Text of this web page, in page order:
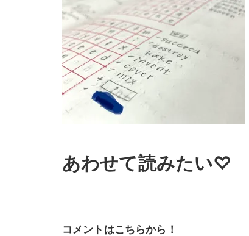
あわせて読みたい♡
コメントはこちらから！